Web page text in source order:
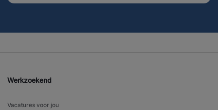
Werkzoekend
Vacatures voor jou